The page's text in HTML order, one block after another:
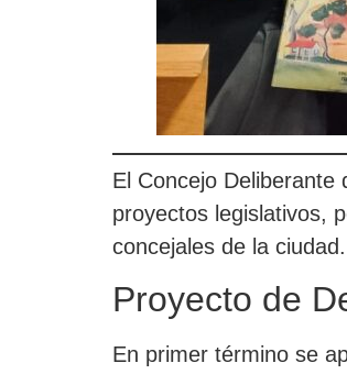
El Concejo
proyectos legislativos,
concejales de la ciudad.
Proyecto de
En primer término se